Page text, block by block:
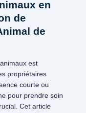
en
de
de
est
propriétaires
courte ou
pour prendre soin
Cet article